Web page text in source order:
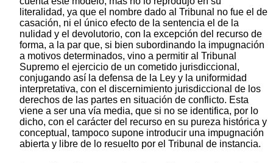
literalidad, ya que el nombre dado al Tribunal no fue el de
casación, ni el único efecto de la sentencia el de la
nulidad y el devolutorio, con la excepción del recurso de
forma, a la par que, si bien subordinando la impugnación
a motivos determinados, vino a permitir al Tribunal
Supremo el ejercicio de un cometido jurisdiccional,
conjugando así la defensa de la Ley y la uniformidad
interpretativa, con el discernimiento jurisdiccional de los
derechos de las partes en situación de conflicto. Esta
viene a ser una vía media, que si no se identifica, por lo
dicho, con el carácter del recurso en su pureza histórica y
conceptual, tampoco supone introducir una impugnación
abierta y libre de lo resuelto por el Tribunal de instancia.